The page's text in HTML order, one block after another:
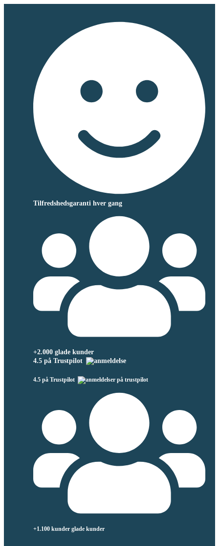
Tilfredshedsgaranti hver gang
+2.000 glade kunder
4.5 på Trustpilot
4.5 på Trustpilot
+1.100 kunder glade kunder